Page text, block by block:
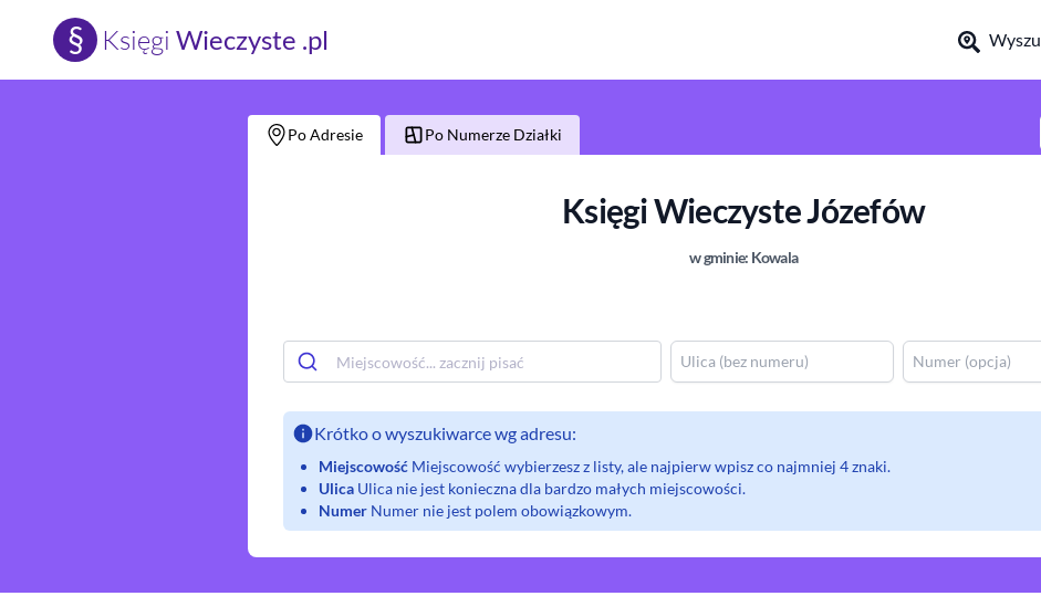
§ Księgi Wieczyste .pl
Po Adresie Po Numerze Działki
Księgi WieczysteJózefów
w gminie: Kowala
Krótko o wyszukiwarce wg adresu:
Miejscowość Miejscowość wybierzesz z listy, ale najpierw wpisz co najmniej 4 znaki.
Ulica Ulica nie jest konieczna dla bardzo małych miejscowości.
Numer Numer nie jest polem obowiązkowym.